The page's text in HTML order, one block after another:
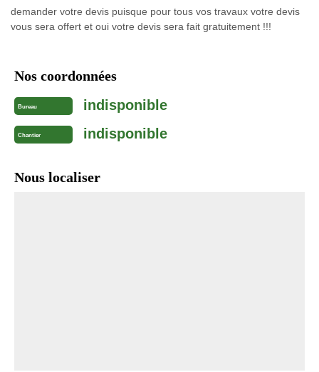
demander votre devis puisque pour tous vos travaux votre devis
vous sera offert et oui votre devis sera fait gratuitement !!!
Nos coordonnées
Bureau indisponible
Chantier indisponible
Nous localiser